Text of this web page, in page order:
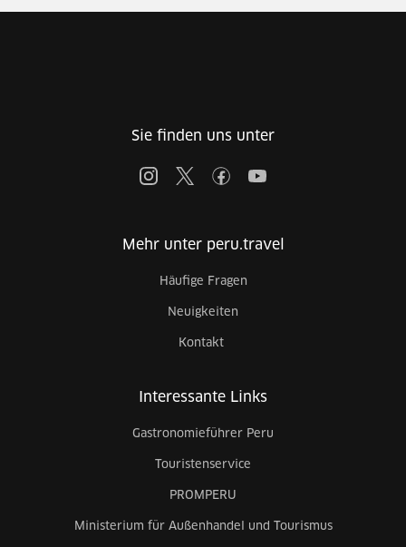
Sie finden uns unter
Mehr unter peru.travel
Häufige Fragen
Neuigkeiten
Kontakt
Interessante Links
Gastronomieführer Peru
Touristenservice
PROMPERU
Ministerium für Außenhandel und Tourismus